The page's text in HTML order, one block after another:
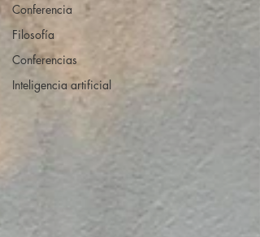
Conferencia
Filosofía
Conferencias
Inteligencia artificial